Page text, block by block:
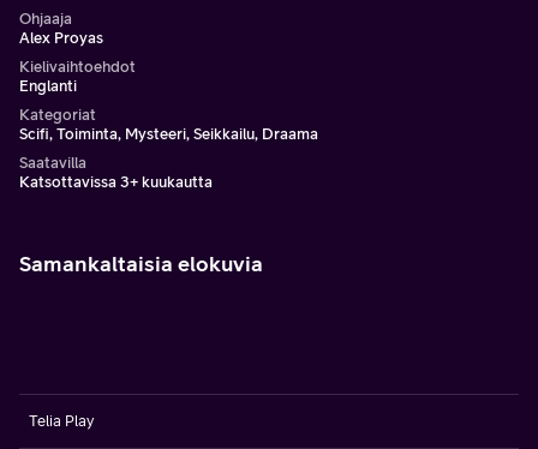
Ohjaaja
Alex Proyas
Kielivaihtoehdot
Englanti
Kategoriat
Scifi, Toiminta, Mysteeri, Seikkailu, Draama
Saatavilla
Katsottavissa 3+ kuukautta
Samankaltaisia elokuvia
Telia Play